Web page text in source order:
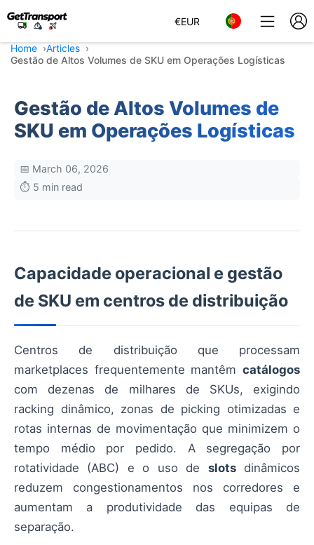
€EUR
Home
Articles
Gestão de Altos Volumes de SKU em Operações Logísticas
Gestão de Altos Volumes de
SKU em Operações Logísticas
📅 March 06, 2026
⏱️ 5 min read
Capacidade operacional e gestão
de SKU em centros de distribuição
Centros de distribuição que processam
marketplaces frequentemente mantêm catálogos
com dezenas de milhares de SKUs, exigindo
racking dinâmico, zonas de picking otimizadas e
rotas internas de movimentação que minimizem o
tempo médio por pedido. A segregação por
rotatividade (ABC) e o uso de slotsdinâmicos
reduzem congestionamentos nos corredores e
aumentam a produtividade das equipas de
separação.